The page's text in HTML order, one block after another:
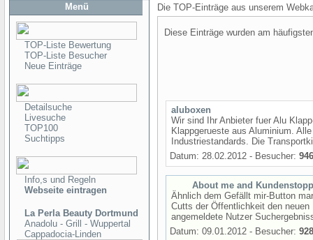
Menü
TOP-Liste Bewertung
TOP-Liste Besucher
Neue Einträge
Detailsuche
Livesuche
TOP100
Suchtipps
Info,s und Regeln
Webseite eintragen
La Perla Beauty Dortmund
Anadolu - Grill - Wuppertal
Cappadocia-Linden
Die TOP-Einträge aus unserem
Diese Einträge wurden am
aluboxen
Wir sind Ihr Anbieter fuer Alu
Klappgerueste aus Aluminium.
Industriestandards. Die
Datum: 28.02.2012 - Besucher:
About me and
Ähnlich dem Gefällt mir-Button
Cutts der Öffentlichkeit den
angemeldete Nutzer
Datum: 09.01.2012 - Besucher: